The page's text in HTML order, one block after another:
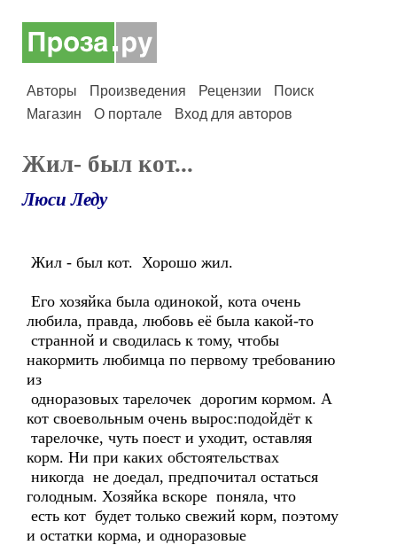
Авторы Произведения Рецензии
Поиск
Магазин
О портале Вход для авторов
Жил- был кот...
Люси Леду
Жил - был кот. Хорошо жил.
Его хозяйка была одинокой, кота очень
любила, правда, любовь её была какой-то
странной и сводилась к тому, чтобы
накормить любимца по первому требованию
из
одноразовых тарелочек дорогим кормом. А
кот своевольным очень вырос:подойдёт к
тарелочке, чуть поест и уходит, оставляя
корм. Ни при каких обстоятельствах
никогда не доедал, предпочитал остаться
голодным. Хозяйка вскоре поняла, что
есть кот будет только свежий корм, поэтому
и остатки корма, и одноразовые